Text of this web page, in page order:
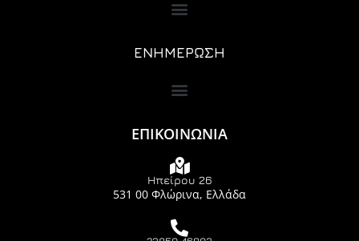
ΕΝΗΜΕΡΩΣΗ
ΕΠΙΚΟΙΝΩΝΙΑ
Ηπείρου 26
531 00 Φλώρινα, Ελλάδα